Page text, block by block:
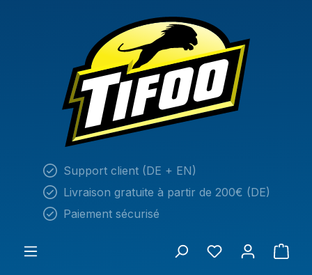
Support client (DE + EN)
Livraison gratuite à partir de 200€ (DE)
Paiement sécurisé